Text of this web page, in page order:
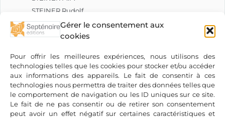
Gérer le consentement aux
cookies
Pour offrir les meilleures expériences, nous utilisons des
technologies telles que les cookies pour stocker et/ou accéder
aux informations des appareils. Le fait de consentir à ces
technologies nous permettra de traiter des données telles que
le comportement de navigation ou les ID uniques sur ce site.
Le fait de ne pas consentir ou de retirer son consentement
peut avoir un effet négatif sur certaines caractéristiques et
STEINER Rudolf
STEINSALTZ Adin
STOLCIUS DE STOLZENBERG Daniel
STREIT Jakob
SUARÈS Carlo
SÜNNER Rüdiger
SURMELY Lise
SUSO Henri